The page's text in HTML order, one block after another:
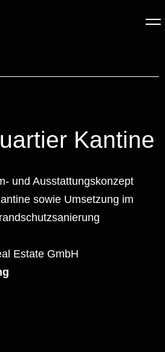
Kantine
und Ausstattungskonzept
sowie Umsetzung im
Estate GmbH